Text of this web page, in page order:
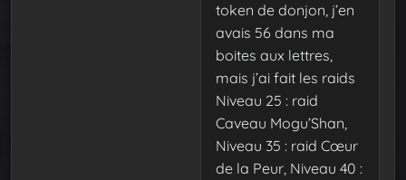
token de donjon, j’en
avais 56 dans ma
boites aux lettres,
mais j’ai fait les raids
Niveau 25 : raid
Caveau Mogu’Shan,
Niveau 35 : raid Cœur
de la Peur, Niveau 40 :